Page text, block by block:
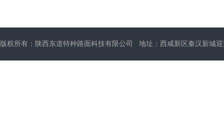
版权所有：陕西东道特种路面科技有限公司 地址：西咸新区秦汉新城